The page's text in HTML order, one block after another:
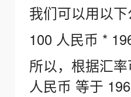
我们可以用以下
100 人民币 *
所以，根据汇
人民币 等于